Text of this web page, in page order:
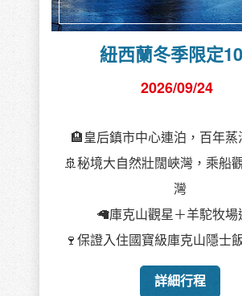
紐西蘭冬季限定
2026/09/24
🏨皇后鎮市中心連泊，百年蒸
🚢秘境大自然壯闊峽灣，乘船
灣
🦙庫克山觀星＋羊駝牧場
🍷保證入住國寶級庫克山隱士
詳細行程